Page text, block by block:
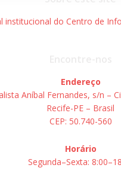
institucional do Centro de
Endereço
Aníbal Fernandes, s/n –
Recife-PE – Brasil
CEP: 50.740-560
Horário
Segunda–Sexta: